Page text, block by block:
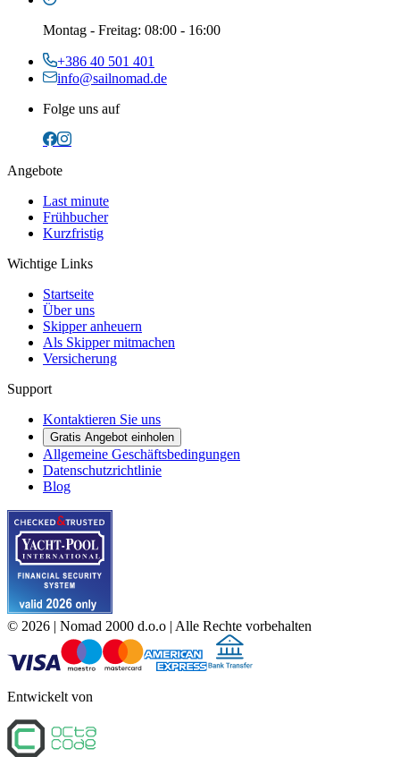
Montag - Freitag: 08:00 - 16:00
+386 40 501 401
info@sailnomad.de
Folge uns auf
Angebote
Last minute
Frühbucher
Kurzfristig
Wichtige Links
Startseite
Über uns
Skipper anheuern
Als Skipper mitmachen
Versicherung
Support
Kontaktieren Sie uns
Gratis Angebot einholen
Allgemeine Geschäftsbedingungen
Datenschutzrichtlinie
Blog
© 2026 | Nomad 2000 d.o.o | Alle Rechte vorbehalten
Entwickelt von